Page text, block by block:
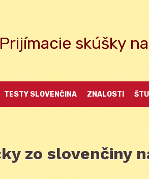
Prijímacie skúšky
TESTY SLOVENČINA ZNALOSTI
zo slovenčiny